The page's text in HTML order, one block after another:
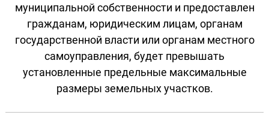
муниципальной собственности и предоставлен
гражданам, юридическим лицам, органам
государственной власти или органам местного
самоуправления, будет превышать
установленные предельные максимальные
размеры земельных участков.